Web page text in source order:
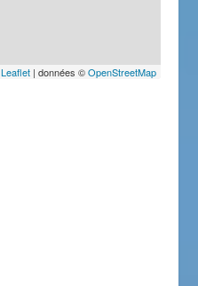
Leaflet| données ©OpenStreetMap